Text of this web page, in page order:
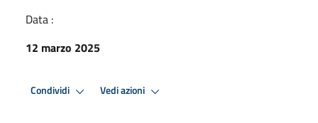
Data :
12 marzo 2025
Condividi Vedi azioni